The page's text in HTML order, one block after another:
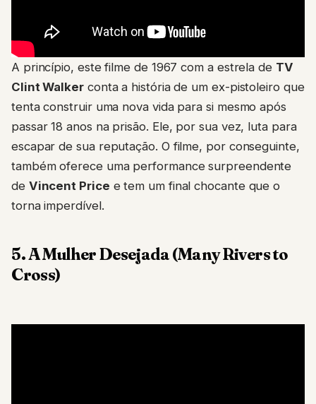
A princípio, este filme de 1967 com a estrela de TV
Clint Walker conta a história de um ex-pistoleiro que
tenta construir uma nova vida para si mesmo após
passar 18 anos na prisão. Ele, por sua vez, luta para
escapar de sua reputação. O filme, por conseguinte,
também oferece uma performance surpreendente
de Vincent Price e tem um final chocante que o
torna imperdível.
5. A Mulher Desejada (Many Rivers to
Cross)